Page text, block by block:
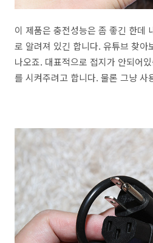
이 제품은 충전성능은 좀 좋긴 한데
로 알려져 있긴 합니다. 유튜브 찾아
나오죠. 대표적으로 접지가 안되어
를 시켜주려고 합니다. 물론 그냥 사